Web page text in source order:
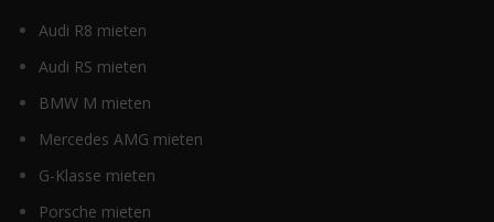
Audi R8 mieten
Audi RS mieten
BMW M mieten
Mercedes AMG mieten
G-Klasse mieten
Porsche mieten